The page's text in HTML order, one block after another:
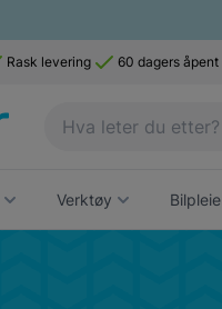
Rask levering 60 dagers åpent
Verktøy Bilpleie